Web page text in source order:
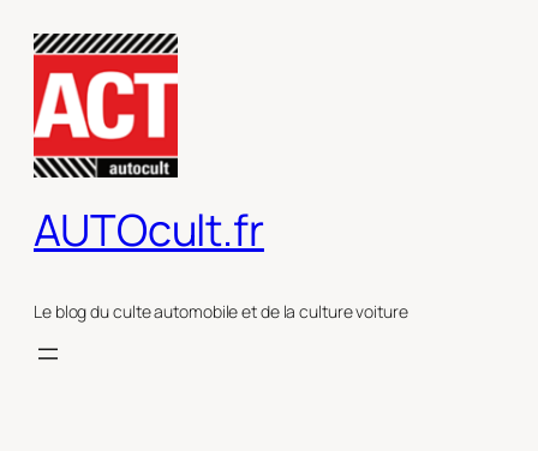
contenu
AUTOcult.fr
Le blog du culte automobile et de la culture voiture